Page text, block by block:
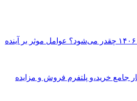
قیمت طلا در سال ۱۴۰۶ چقدر می‌شود؟ عوامل موثر بر آینده
جامع خرید،و پلتفرم فروش و مزایده